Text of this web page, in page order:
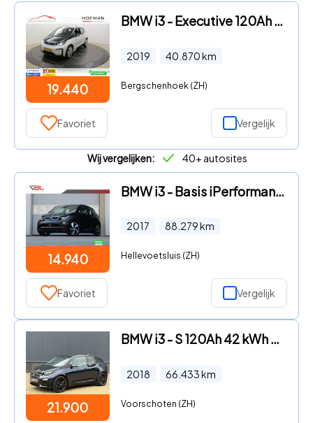
19.440
BMW i3 - Executive 120Ah SOH 100% 42 kWh Warmtepomp CCS Snel lader Ca
2019 40.870km
Bergschenhoek (ZH)
Favoriet Vergelijk
Wij vergelijken: 40+ autosites
14.940
BMW i3 - Basis iPerformance 94Ah 33 kWh | SOH 87% | Warmtepomp
2017 88.279km
Hellevoetsluis (ZH)
Favoriet Vergelijk
21.900
BMW i3 - S 120Ah 42 kWh Leer, Schuifdak SOH 91%
2018 66.433km
Voorschoten (ZH)